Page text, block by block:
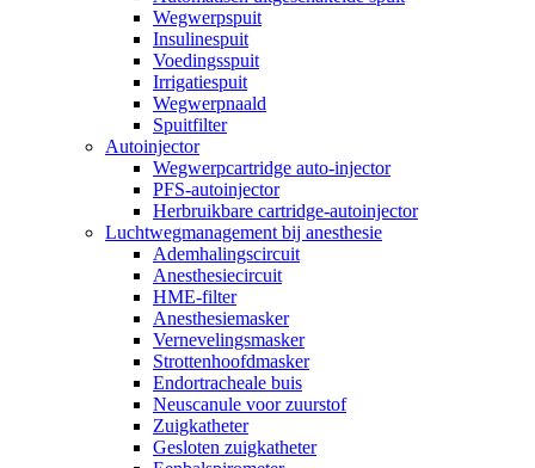
Wegwerpspuit
Insulinespuit
Voedingsspuit
Irrigatiespuit
Wegwerpnaald
Spuitfilter
Autoinjector
Wegwerpcartridge auto-injector
PFS-autoinjector
Herbruikbare cartridge-autoinjector
Luchtwegmanagement bij anesthesie
Ademhalingscircuit
Anesthesiecircuit
HME-filter
Anesthesiemasker
Vernevelingsmasker
Strottenhoofdmasker
Endortracheale buis
Neuscanule voor zuurstof
Zuigkatheter
Gesloten zuigkatheter